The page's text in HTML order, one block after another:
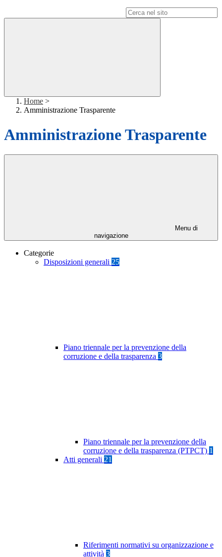
Home >
Amministrazione Trasparente
Amministrazione Trasparente
Menu di
navigazione
Categorie
Disposizioni generali 25
Piano triennale per la prevenzione della
corruzione e della trasparenza 3
Piano triennale per la prevenzione della
corruzione e della trasparenza (PTPCT) 1
Atti generali 21
Riferimenti normativi su organizzazione e
attività 3